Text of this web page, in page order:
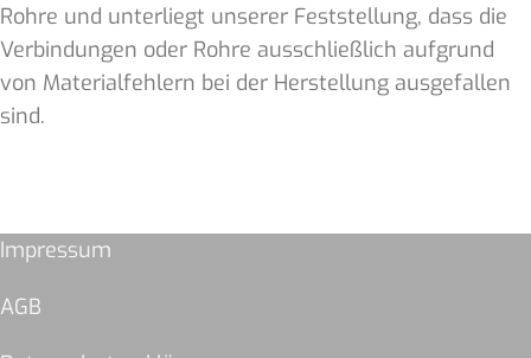
Rohre und unterliegt unserer Feststellung, dass die
Verbindungen oder Rohre ausschließlich aufgrund
von Materialfehlern bei der Herstellung ausgefallen
sind.
Impressum
AGB